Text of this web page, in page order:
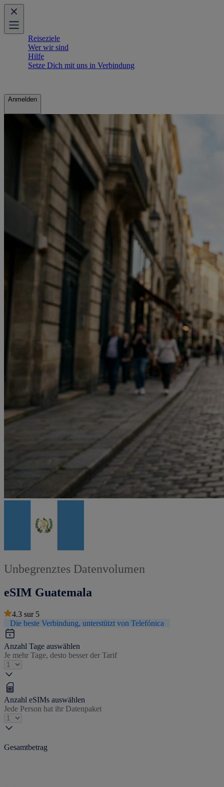
Reiseziele
Wer wir sind
Hilfe
Setze Dich mit uns in Verbindung
Anmelden
Unbegrenztes Datenvolumen
eSIM Guatemala
4.3 sur 5
Die beste Verbindung, unterstützt von Telefónica
Anzahl Tage auswählen
Je mehr Tage, desto besser der Tarif
Anzahl eSIMs auswählen
Jede Person hat ihr Datenpaket
Gesamtbetrag